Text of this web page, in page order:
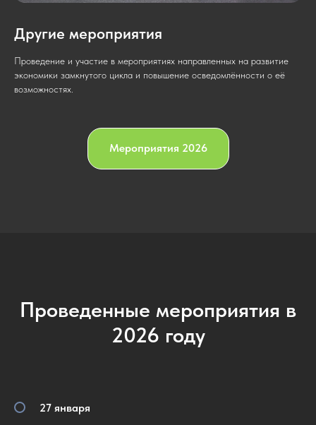
Другие мероприятия
Проведение и участие в мероприятиях направленных на развитие
экономики замкнутого цикла и повышение осведомлённости о её
возможностях.
Мероприятия 2026
Проведенные мероприятия в
2026 году
27 января